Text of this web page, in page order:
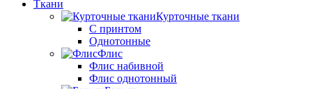
Ткани
Курточные ткани
С принтом
Однотонные
Флис
Флис набивной
Флис однотонный